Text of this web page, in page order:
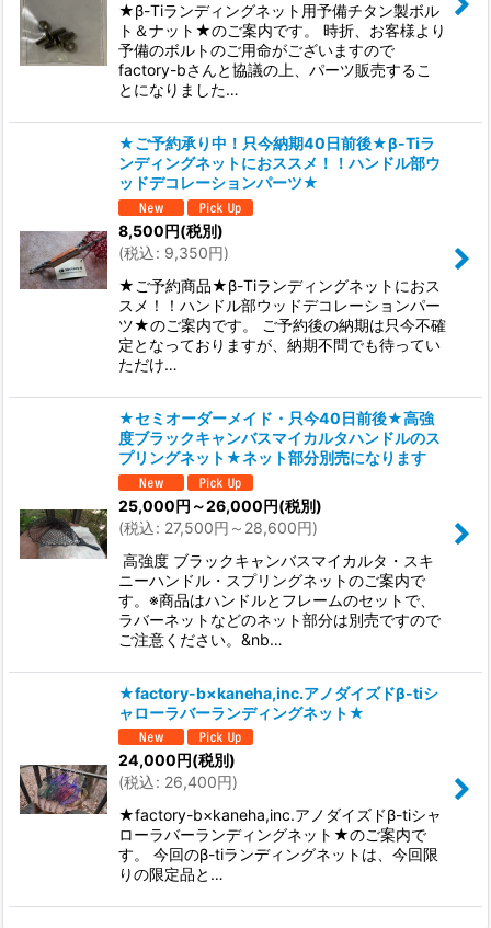
★β-Tiランディングネット用予備チタン製ボル
ト＆ナット★のご案内です。 時折、お客様より
予備のボルトのご用命がございますので
factory-bさんと協議の上、パーツ販売するこ
とになりました…
★ご予約承り中！只今納期40日前後★β-Tiラ
ンディングネットにおススメ！！ハンドル部ウ
ッドデコレーションパーツ★
8,500円(税別)
(税込: 9,350円)
★ご予約商品★β-Tiランディングネットにおス
スメ！！ハンドル部ウッドデコレーションパー
ツ★のご案内です。 ご予約後の納期は只今不確
定となっておりますが、納期不問でも待ってい
ただけ…
★セミオーダーメイド・只今40日前後★高強
度ブラックキャンバスマイカルタハンドルのス
プリングネット★ネット部分別売になります
25,000円 ～26,000円(税別)
(税込: 27,500円 ～28,600円)
高強度 ブラックキャンバスマイカルタ・スキ
ニーハンドル・スプリングネットのご案内で
す。※商品はハンドルとフレームのセットで、
ラバーネットなどのネット部分は別売ですので
ご注意ください。&nb…
★factory-b×kaneha,inc.アノダイズドβ-tiシ
ャローラバーランディングネット★
24,000円(税別)
(税込: 26,400円)
★factory-b×kaneha,inc.アノダイズドβ-tiシャ
ローラバーランディングネット★のご案内で
す。 今回のβ-tiランディングネットは、今回限
りの限定品と…